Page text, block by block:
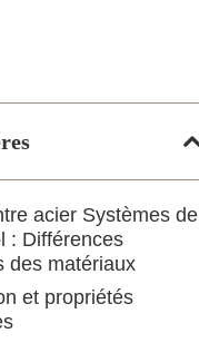
acier Systèmes de
: Différences
des matériaux
et propriétés